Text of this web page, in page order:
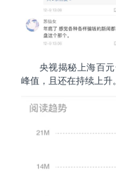
央视揭秘上海百
峰值，且还在持续上升。